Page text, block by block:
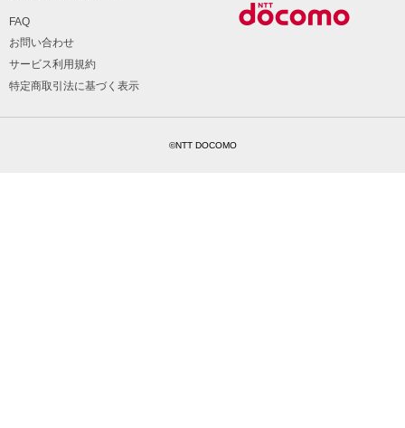
FAQ
お問い合わせ
サービス利用規約
特定商取引法に基づく表示
©NTT DOCOMO